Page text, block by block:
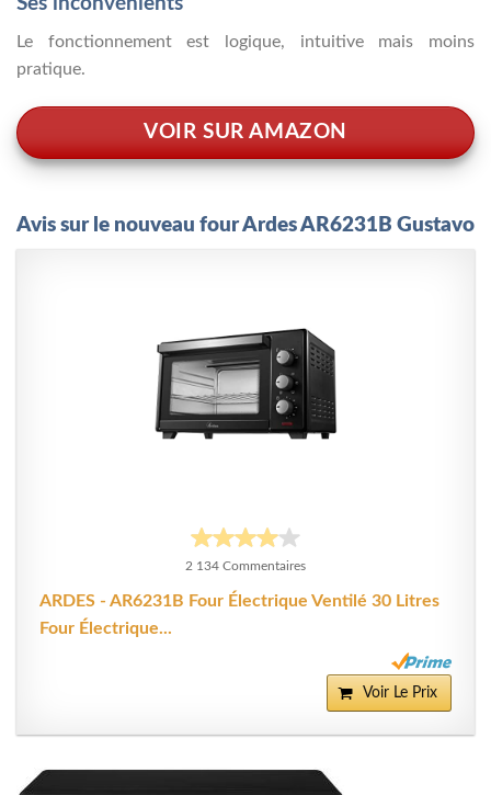
Le fonctionnement est logique, intuitive mais moins
pratique.
VOIR SUR AMAZON
Avis sur le nouveau four Ardes AR6231B Gustavo
2 134 Commentaires
ARDES - AR6231B Four Électrique Ventilé 30 Litres
Four Électrique...
Voir Le Prix